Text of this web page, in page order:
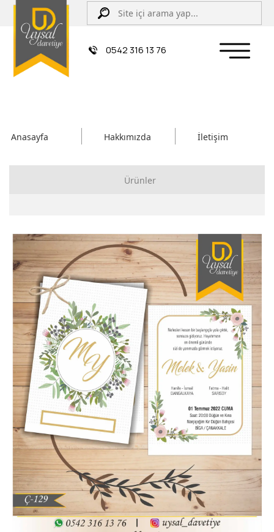
Ürünler
Zarflı Davetiye
Sünnet Davetiyesi
Hatim Davetiyesi
Anasayfa Hakkımızda İletişim
0542 316 13 76